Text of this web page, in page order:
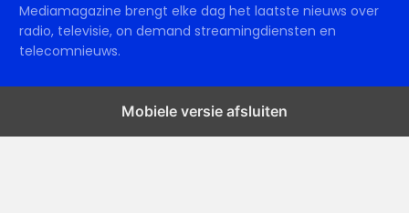
Mediamagazine brengt elke dag het laatste nieuws over
radio, televisie, on demand streamingdiensten en
telecomnieuws.
Mobiele versie afsluiten